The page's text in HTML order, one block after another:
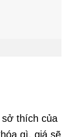
thích của
gì, giá sẽ